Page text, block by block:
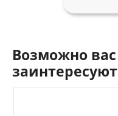
Возможно вас
заинтересуют